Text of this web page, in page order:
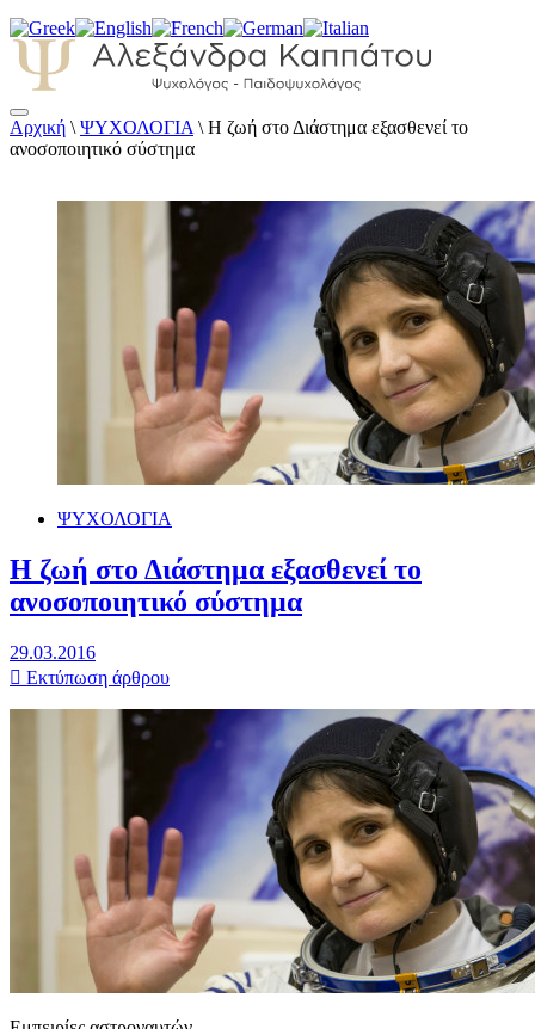
Αλεξάνδρα Καππάτου Ψυχολόγος –
Παιδοψυχολόγος
Αρχική \ ΨΥΧΟΛΟΓΙΑ \ Η ζωή στο Διάστημα εξασθενεί το
ανοσοποιητικό σύστημα
ΨΥΧΟΛΟΓΙΑ
Η ζωή στο Διάστημα εξασθενεί το
ανοσοποιητικό σύστημα
29.03.2016
Εκτύπωση άρθρου